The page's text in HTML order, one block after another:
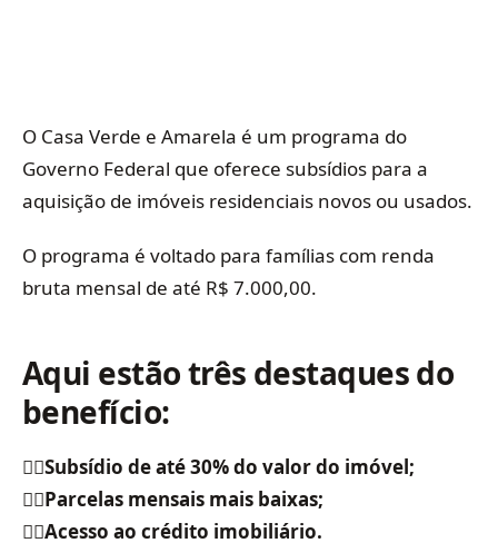
O Casa Verde e Amarela é um programa do
Governo Federal que oferece subsídios para a
aquisição de imóveis residenciais novos ou usados.
O programa é voltado para famílias com renda
bruta mensal de até R$ 7.000,00.
Aqui estão três destaques do
benefício:
👉🏻Subsídio de até 30% do valor do imóvel;
👉🏻Parcelas mensais mais baixas;
👉🏻Acesso ao crédito imobiliário.